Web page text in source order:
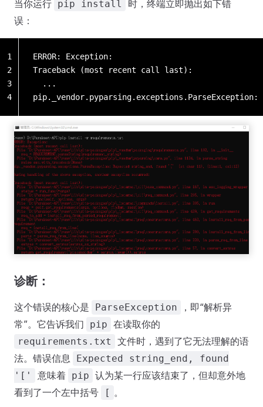
当你运行 pip install
时，终端立即抛出如下错
误：
ERROR: Exception:
Traceback (most recent call last):
  ...
1
2
3
4
诊断：
这个错误的核心是 ParseException
，即“解析异
常”。它告诉我们
pip 在读取你的
requirements.txt
文件时，遇到了它无法理解的语
法。错误信息
Expected string_end, found
'['
意味着 pip 认为某一行应该结束了，但却意外地
看到了一个左中括号
[ 。